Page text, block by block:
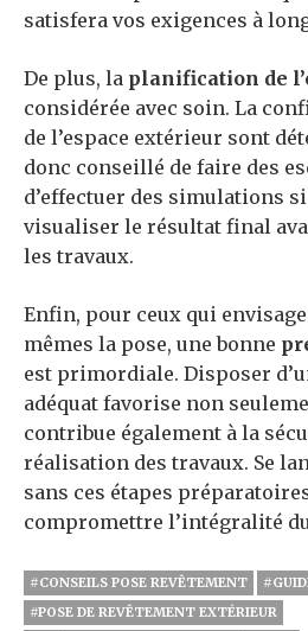
satisfera vos exigences à
De plus, la planification de
considérée avec soin. La
de l’espace extérieur sont
donc conseillé de faire des
d’effectuer des simulations
visualiser le résultat final
les travaux.
Enfin, pour ceux qui
mêmes la pose, une bonne
est primordiale. Disposer
adéquat favorise non
contribue également à la
réalisation des travaux. Se
sans ces étapes
compromettre l’intégralité
#CONSEILS POSE REVÊTEMENT
#POSE DE REVÊTEMENT EXTÉRIEUR